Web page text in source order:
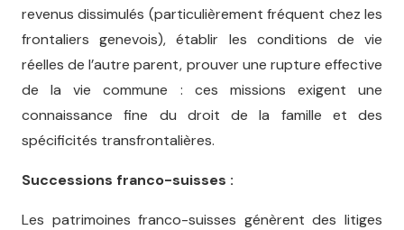
revenus dissimulés (particulièrement fréquent chez les
frontaliers genevois), établir les conditions de vie
réelles de l’autre parent, prouver une rupture effective
de la vie commune : ces missions exigent une
connaissance fine du droit de la famille et des
spécificités transfrontalières.
Successions franco-suisses :
Les patrimoines franco-suisses génèrent des litiges